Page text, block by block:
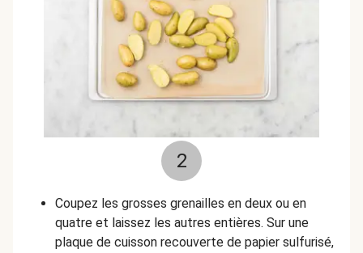
2
Coupez les grosses grenailles en deux ou en
quatre et laissez les autres entières. Sur une
plaque de cuisson recouverte de papier sulfurisé,